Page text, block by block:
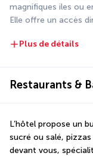
magnifiques iles ou
Elle offre un accès
Plus de détails
Restaurants &
L’hôtel propose un
sucré ou salé,
devant vous,